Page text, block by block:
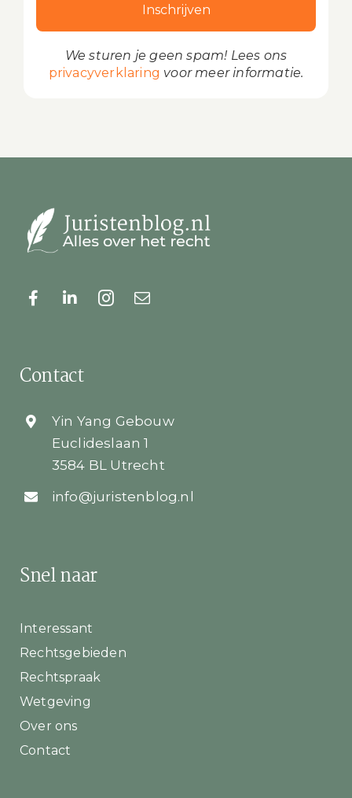
We sturen je geen spam! Lees ons
privacyverklaring voor meer informatie.
Snel naar
Interessant
Rechtsgebieden
Rechtspraak
Wetgeving
Over ons
Contact
Contact
Yin Yang Gebouw
Euclideslaan 1
3584 BL Utrecht
info@juristenblog.nl